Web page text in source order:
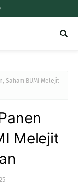
Saham BUMI Melejit
Melejit